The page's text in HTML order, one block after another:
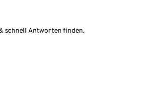
schnell Antworten finden.